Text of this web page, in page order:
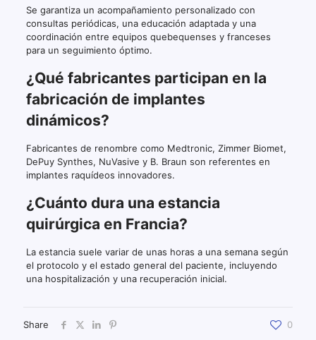
Se garantiza un acompañamiento personalizado con
consultas periódicas, una educación adaptada y una
coordinación entre equipos quebequenses y franceses
para un seguimiento óptimo.
¿Qué fabricantes participan en la
fabricación de implantes
dinámicos?
Fabricantes de renombre como Medtronic, Zimmer Biomet,
DePuy Synthes, NuVasive y B. Braun son referentes en
implantes raquídeos innovadores.
¿Cuánto dura una estancia
quirúrgica en Francia?
La estancia suele variar de unas horas a una semana según
el protocolo y el estado general del paciente, incluyendo
una hospitalización y una recuperación inicial.
Share 0